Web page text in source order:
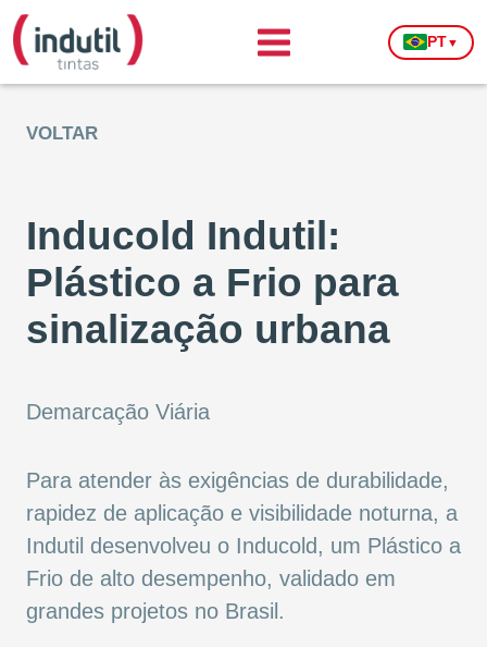
PT▼
VOLTAR
Inducold Indutil:
Plástico a Frio para
sinalização urbana
Demarcação Viária
Para atender às exigências de durabilidade,
rapidez de aplicação e visibilidade noturna, a
Indutil desenvolveu o Inducold, um Plástico a
Frio de alto desempenho, validado em
grandes projetos no Brasil.